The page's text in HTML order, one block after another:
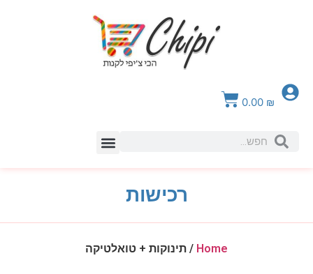
0.00 ₪
רכישות
Home / תינוקות + טואלטיקה